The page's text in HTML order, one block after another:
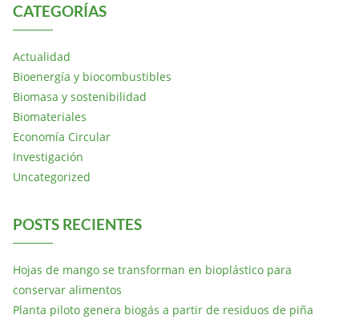
CATEGORÍAS
Actualidad
Bioenergía y biocombustibles
Biomasa y sostenibilidad
Biomateriales
Economía Circular
Investigación
Uncategorized
POSTS RECIENTES
Hojas de mango se transforman en bioplástico para
conservar alimentos
Planta piloto genera biogás a partir de residuos de piña